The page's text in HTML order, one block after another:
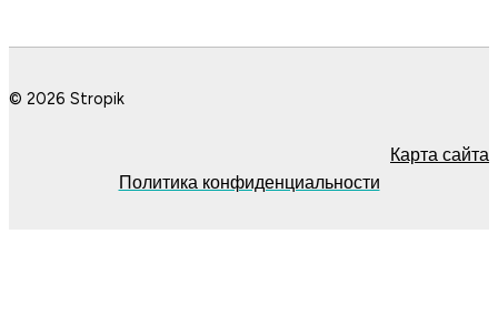
© 2026 Stropik
Карта сайта
Политика конфиденциальности